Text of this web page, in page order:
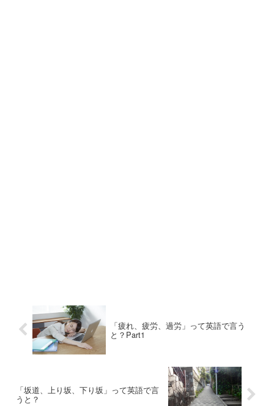
「疲れ、疲労、過労」って英語で言う
と？Part1
「坂道、上り坂、下り坂」って英語で言
うと？